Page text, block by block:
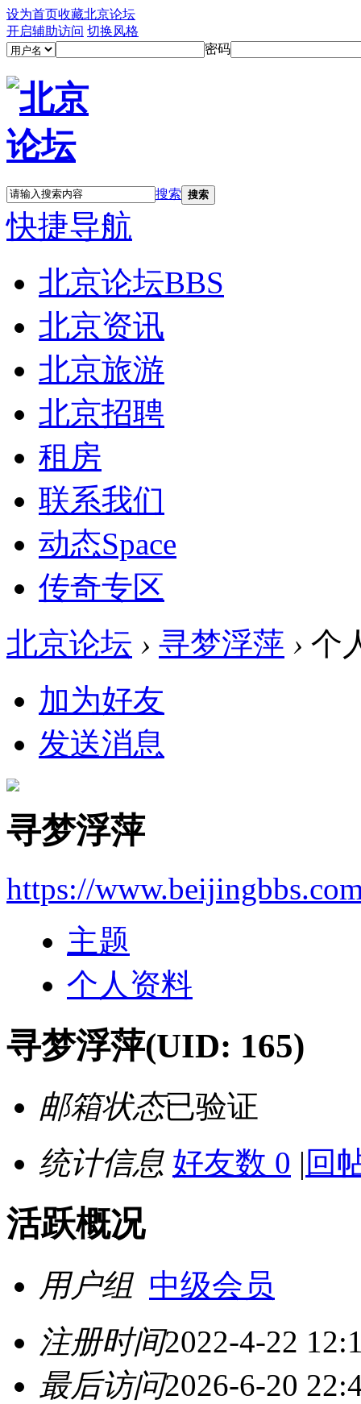
设为首页收藏北京论坛
开启辅助访问 切换风格
密码
搜索 搜索
快捷导航
北京论坛BBS
北京资讯
北京旅游
北京招聘
租房
联系我们
动态Space
传奇专区
北京论坛 › 寻梦浮萍 › 个
加为好友
发送消息
寻梦浮萍
https://
主题
个人资料
寻梦浮萍(UID: 165)
邮箱状态已验证
统计信息 好友数 0 | 回
活跃概况
用户组 中级会员
注册时间2022-4-22
最后访问2026-6-20